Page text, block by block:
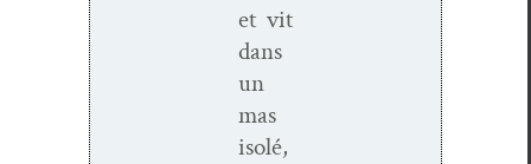
et vit
dans
un
mas
isolé,